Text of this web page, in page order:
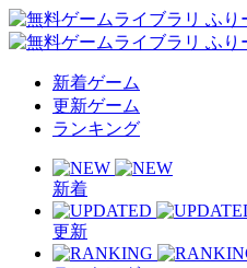
新着ゲーム
更新ゲーム
ランキング
新着
更新